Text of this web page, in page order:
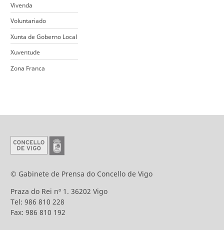
Vivenda
Voluntariado
Xunta de Goberno Local
Xuventude
Zona Franca
© Gabinete de Prensa do Concello de Vigo
Praza do Rei nº 1. 36202 Vigo
Tel: 986 810 228
Fax: 986 810 192